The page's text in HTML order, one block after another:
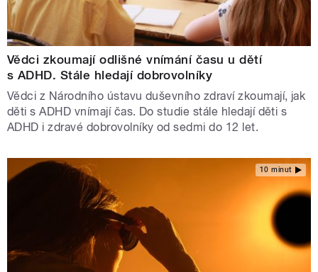
Vědci zkoumají odlišné vnímání času u dětí
s ADHD. Stále hledají dobrovolníky
Vědci z Národního ústavu duševního zdraví zkoumají, jak
děti s ADHD vnímají čas. Do studie stále hledají děti s
ADHD i zdravé dobrovolníky od sedmi do 12 let.
10 minut